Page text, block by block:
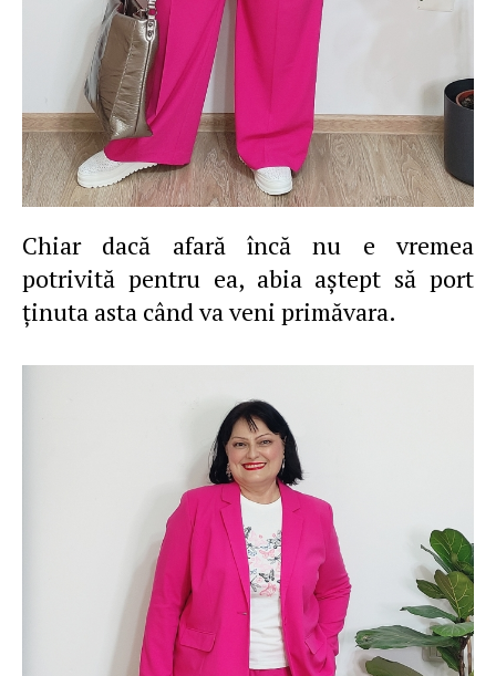
Chiar dacă afară încă nu e vremea
potrivită pentru ea, abia aştept să port
ţinuta asta când va veni primăvara.